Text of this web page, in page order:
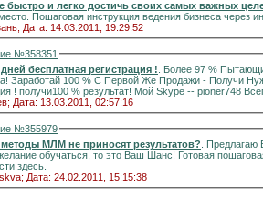
быстро и легко достичь своих самых важных
Пошаговая инструкция ведения бизнеса через
Дата: 14.03.2011, 19:29:52
№358351
Только 7 дней бесплатная регистрация ! . Более 97 % Пытающихся Заработать В Интернете Не Достигают
бесплатная
Дата: 13.03.2011, 02:57:16
№355979
Прежние методы МЛМ не приносят результатов? . Предлагаю Вам
то это Ваш Шанс! Готовая пошаговая система позволяет, зарабатывать с «Нуля».
Подробности здесь.
Дата: 24.02.2011, 15:15:38